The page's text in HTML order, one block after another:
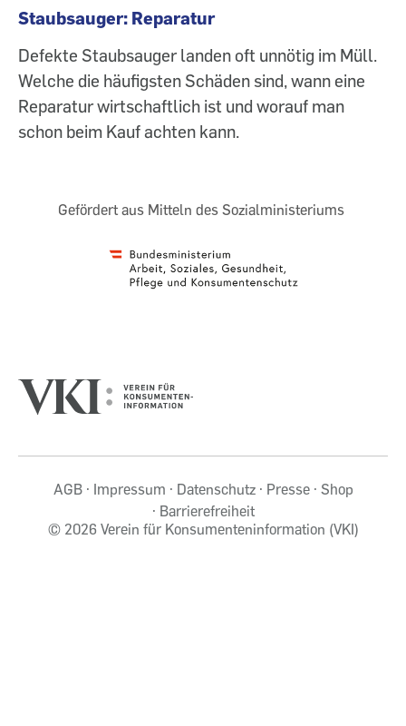
Staubsauger: Reparatur
Defekte Staubsauger landen oft unnötig im Müll.
Welche die häufigsten Schäden sind, wann eine
Reparatur wirtschaftlich ist und worauf man
schon beim Kauf achten kann.
Gefördert aus Mitteln des Sozialministeriums
AGB Impressum Datenschutz Presse
Shop
Barrierefreiheit
© 2026 Verein für Konsumenteninformation (VKI)